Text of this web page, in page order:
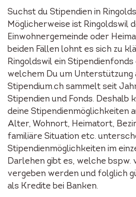
Suchst du Stipendien in
Möglicherweise ist Ringoldswil
Einwohnergemeinde oder
beiden Fällen lohnt es sich zu
Ringoldswil ein
welchem Du um Unterstützung
Stipendium.ch sammelt seit
Stipendien und Fonds. Deshalb
deine Stipendienmöglichkeiten
Alter, Wohnort, Heimatort,
familiäre Situation etc.
Stipendienmöglichkeiten im
Darlehen gibt es, welche bspw.
vergeben werden und folglich
als Kredite bei Banken.